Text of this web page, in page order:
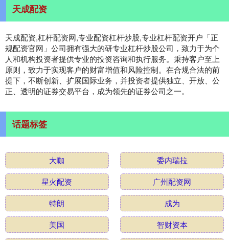
天成配资
天成配资,杠杆配资网,专业配资杠杆炒股,专业杠杆配资开户「正
规配资官网」公司拥有强大的研专业杠杆炒股公司，致力于为个
人和机构投资者提供专业的投资咨询和执行服务。秉持客户至上
原则，致力于实现客户的财富增值和风险控制。在合规合法的前
提下，不断创新、扩展国际业务，并投资者提供独立、开放、公
正、透明的证券交易平台，成为领先的证券公司之一。
话题标签
大咖
委内瑞拉
星火配资
广州配资网
特朗
成为
美国
智财资本